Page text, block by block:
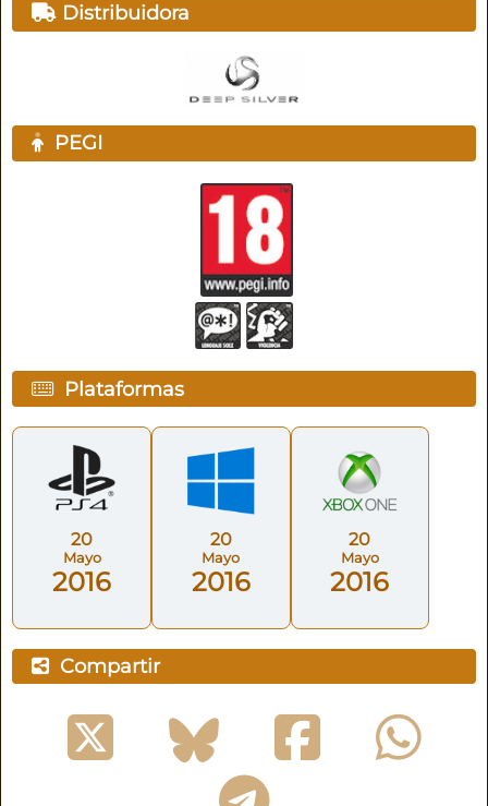
Distribuidora
PEGI
Plataformas
20
Mayo
2016
20
Mayo
2016
20
Mayo
2016
Compartir